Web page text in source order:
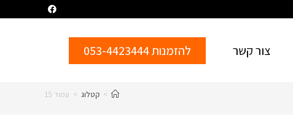
צור קשר להזמנות 053-4423444
> קטלוג > עמוד 15